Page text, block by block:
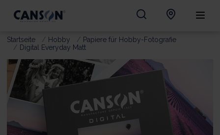
Startseite Hobby
Papiere für Hobby-Fotografie
Digital Everyday Matt